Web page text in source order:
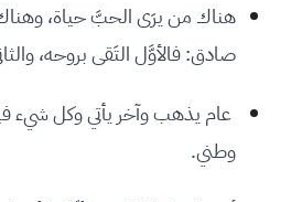
‏هناك من يرَى الحبَّ حياة، وهناك
صادق: فالأوَّل التَقى بروحه،
عام يذهب وآخر يأتي وكل شيء
وطني.